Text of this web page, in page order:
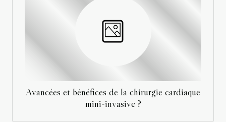
Avancées et bénéfices de la chirurgie cardiaque
mini-invasive ?